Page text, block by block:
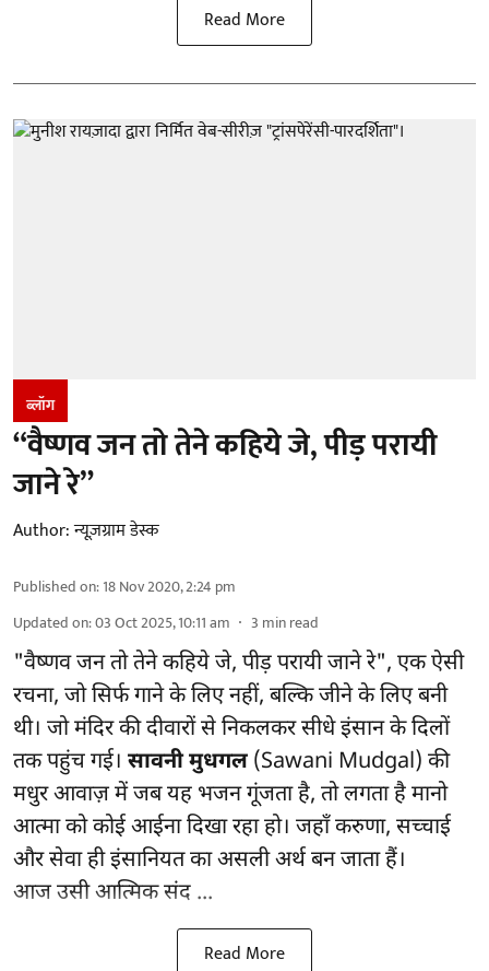
Read More
ब्लॉग
“वैष्णव जन तो तेने कहिये जे, पीड़ परायी
जाने रे”
Author:न्यूज़ग्राम डेस्क
Published on:18 Nov 2020, 2:24 pm
Updated on:03 Oct 2025, 10:11 am 3 min read
"वैष्णव जन तो तेने कहिये जे, पीड़ परायी जाने रे", एक ऐसी
रचना, जो सिर्फ गाने के लिए नहीं, बल्कि जीने के लिए बनी
थी। जो मंदिर की दीवारों से निकलकर सीधे इंसान के दिलों
तक पहुंच गई। सावनी मुधगल (Sawani Mudgal) की
मधुर आवाज़ में जब यह भजन गूंजता है, तो लगता है मानो
आत्मा को कोई आईना दिखा रहा हो। जहाँ करुणा, सच्चाई
और सेवा ही इंसानियत का असली अर्थ बन जाता हैं।
आज उसी आत्मिक संद ...
Read More